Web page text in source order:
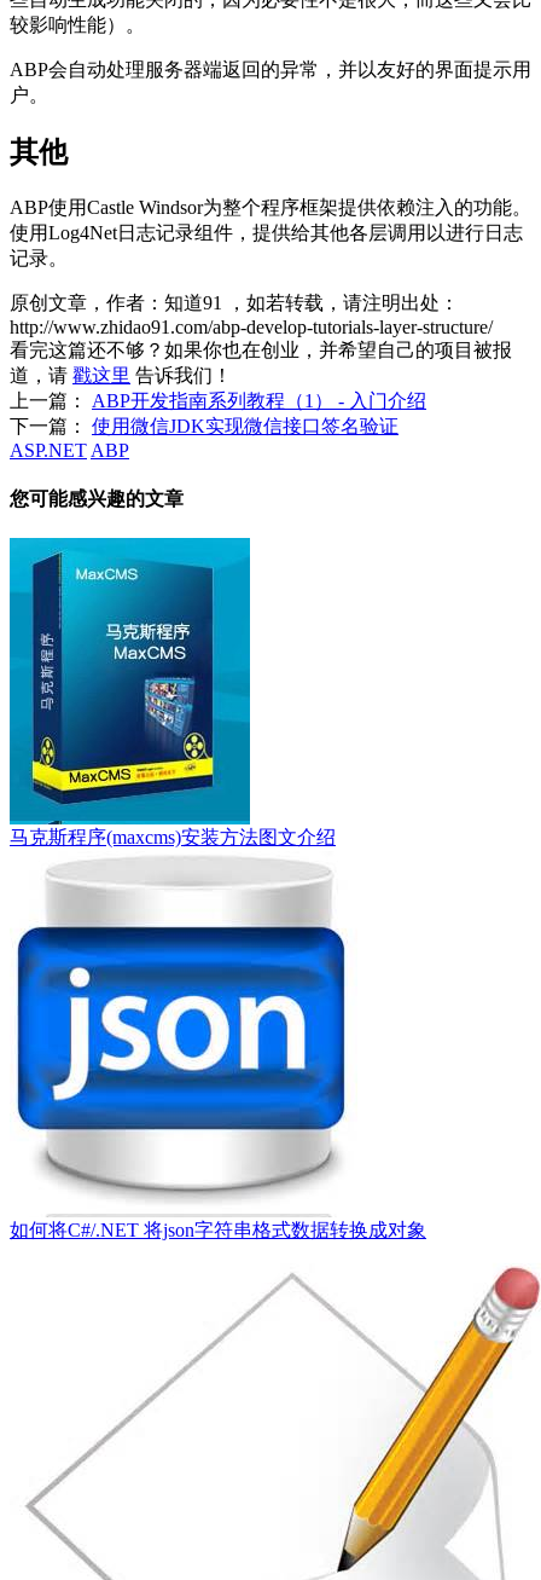
较影响性能）。
ABP会自动处理服务器端返回的异常，并以友好的界面提示用
户。
其他
ABP使用Castle Windsor为整个程序框架提供依赖注入的功能。
使用Log4Net日志记录组件，提供给其他各层调用以进行日志
记录。
原创文章，作者：知道91
，如若转载，请注明出处：
http://www.zhidao91.com/abp-develop-tutorials-layer-structure/
看完这篇还不够？如果你也在创业，并希望自己的项目被报
道，请 戳这里 告诉我们！
上一篇：
ABP开发指南系列教程（1） - 入门介绍
下一篇：
使用微信JDK实现微信接口签名验证
ASP.NET ABP
您可能感兴趣的文章
马克斯程序(maxcms)安装方法图文介绍
如何将C#/.NET 将json字符串格式数据转换成对象